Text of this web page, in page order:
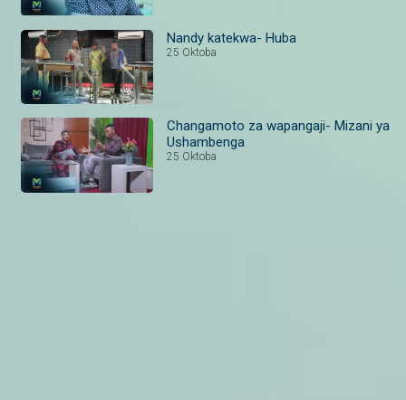
Nandy katekwa- Huba
25 Oktoba
Changamoto za wapangaji- Mizani ya
Ushambenga
25 Oktoba